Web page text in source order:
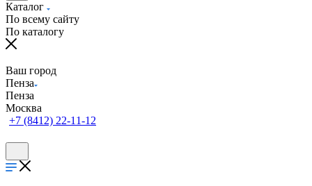
Каталог
По всему сайту
По каталогу
Ваш город
Пенза
Пенза
Москва
+7 (8412) 22-11-12